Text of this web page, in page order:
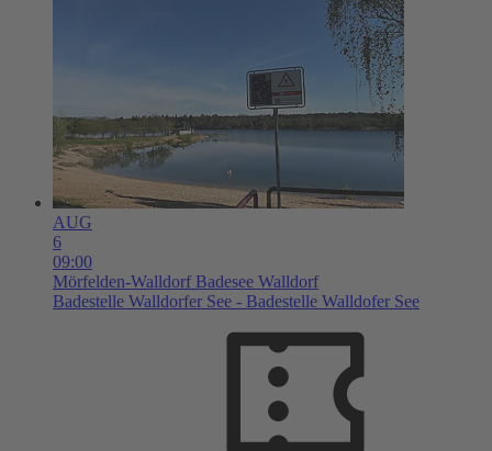
AUG
6
09:00
Mörfelden-Walldorf Badesee Walldorf
Badestelle Walldorfer See - Badestelle Walldofer See